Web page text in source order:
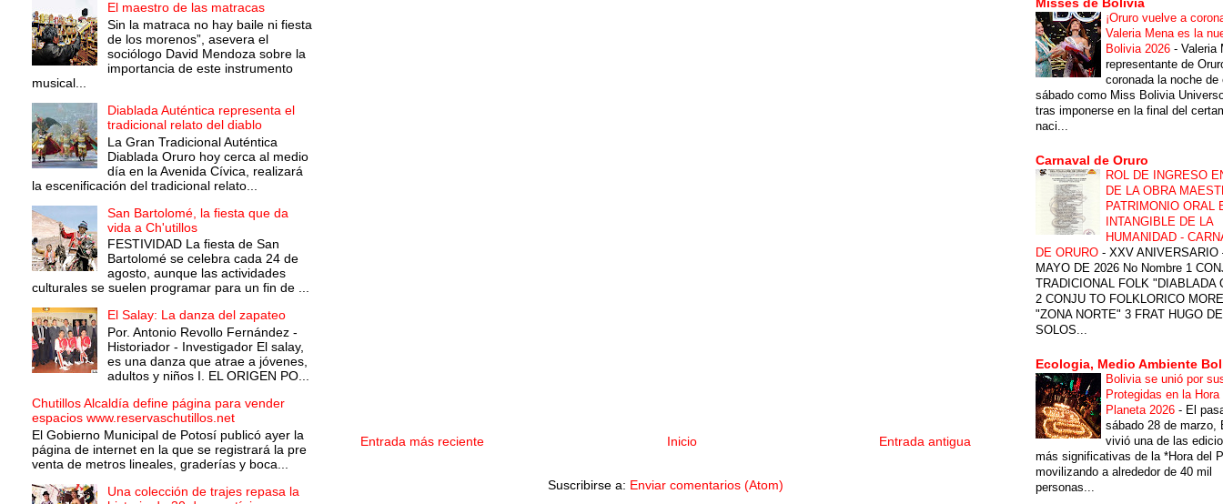
Entrada más reciente Entrada antigua
Inicio
Suscribirse a: Enviar comentarios (Atom)
El maestro de las matracas
Sin la matraca no hay baile ni fiesta
de los morenos”, asevera el
sociólogo David Mendoza sobre la
importancia de este instrumento
musical...
Diablada Auténtica representa el
tradicional relato del diablo
La Gran Tradicional Auténtica
Diablada Oruro hoy cerca al medio
día en la Avenida Cívica, realizará
la escenificación del tradicional relato...
San Bartolomé, la fiesta que da
vida a Ch'utillos
FESTIVIDAD La fiesta de San
Bartolomé se celebra cada 24 de
agosto, aunque las actividades
culturales se suelen programar para un fin de ...
El Salay: La danza del zapateo
Por. Antonio Revollo Fernández -
Historiador - Investigador El salay,
es una danza que atrae a jóvenes,
adultos y niños I. EL ORIGEN PO...
Chutillos Alcaldía define página para vender
espacios www.reservaschutillos.net
El Gobierno Municipal de Potosí publicó ayer la
página de internet en la que se registrará la pre
venta de metros lineales, graderías y boca...
Una colección de trajes repasa la
¡Oruro vuelve a
Valeria Mena es la
Bolivia 2026 - Valeria
representante de
coronada la noche de
sábado como Miss Bolivia
tras imponerse en la final del
naci...
Carnaval de Oruro
ROL DE INGRESO
DE LA OBRA
PATRIMONIO ORAL
INTANGIBLE DE LA
HUMANIDAD -
DE ORURO - XXV ANIVERSARIO
MAYO DE 2026 No Nombre 1
TRADICIONAL FOLK "DIABLADA
2 CONJU TO FOLKLORICO
"ZONA NORTE" 3 FRAT HUGO
SOLOS...
Ecologia, Medio Ambiente
Bolivia se unió por
Protegidas en la Hora
Planeta 2026 - El
sábado 28 de marzo,
vivió una de las
más significativas de la *Hora del
movilizando a alrededor de 40 mil
personas...